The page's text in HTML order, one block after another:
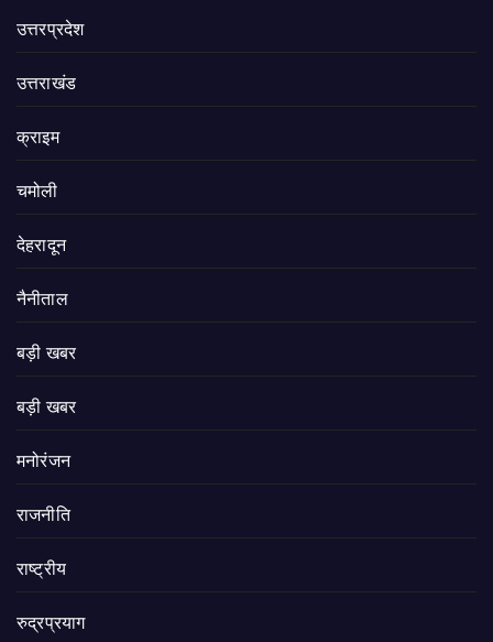
उत्तरप्रदेश
उत्तराखंड
क्राइम
चमोली
देहरादून
नैनीताल
बड़ी खबर
बड़ी खबर
मनोरंजन
राजनीति
राष्ट्रीय
रुद्रप्रयाग